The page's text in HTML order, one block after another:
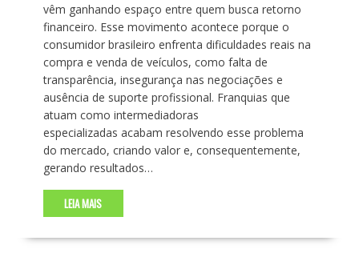
vêm ganhando espaço entre quem busca retorno
financeiro. Esse movimento acontece porque o
consumidor brasileiro enfrenta dificuldades reais na
compra e venda de veículos, como falta de
transparência, insegurança nas negociações e
ausência de suporte profissional. Franquias que
atuam como intermediadoras
especializadas acabam resolvendo esse problema
do mercado, criando valor e, consequentemente,
gerando resultados…
LEIA MAIS